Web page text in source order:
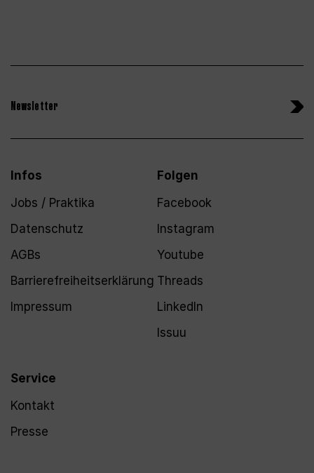
Newsletter
Infos
Jobs / Praktika
Datenschutz
AGBs
Barrierefreiheitserklärung
Impressum
Service
Kontakt
Presse
Folgen
Facebook
Instagram
Youtube
Threads
LinkedIn
Issuu